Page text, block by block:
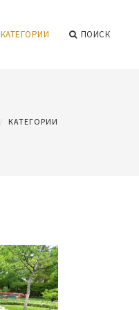
КАТЕГОРИИ ПОИСК
КАТЕГОРИИ